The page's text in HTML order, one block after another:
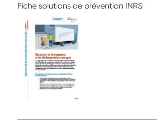
Fiche solutions de prévention INRS